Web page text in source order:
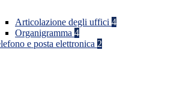
Articolazione degli uffici 4
Organigramma 4
e posta elettronica 2